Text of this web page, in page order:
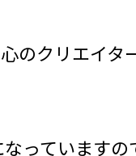
のクリエイ
っていますの